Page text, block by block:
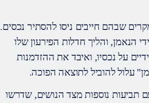
שבהם חייבים ניסו להסתיר נכסים.
הנאמן, והליך חדלות הפירעון שלו
על נכסיו, ואיבד את ההזדמנות
עלול להוביל לתוצאה הפוכה.
תביעות נוספות מצד הנושים, שדרשו